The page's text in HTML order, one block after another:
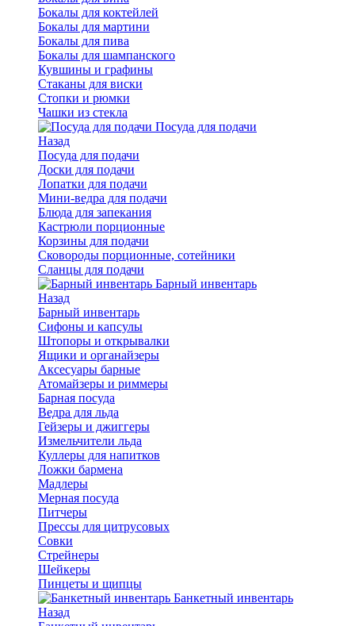
Бокалы для коктейлей
Бокалы для мартини
Бокалы для пива
Бокалы для шампанского
Кувшины и графины
Стаканы для виски
Стопки и рюмки
Чашки из стекла
Посуда для подачи
Назад
Посуда для подачи
Доски для подачи
Лопатки для подачи
Мини-ведра для подачи
Блюда для запекания
Кастрюли порционные
Корзины для подачи
Сковороды порционные, сотейники
Сланцы для подачи
Барный инвентарь
Назад
Барный инвентарь
Сифоны и капсулы
Штопоры и открывалки
Ящики и органайзеры
Аксесуары барные
Атомайзеры и риммеры
Барная посуда
Ведра для льда
Гейзеры и джиггеры
Измельчители льда
Куллеры для напитков
Ложки бармена
Мадлеры
Мерная посуда
Питчеры
Прессы для цитрусовых
Совки
Стрейнеры
Шейкеры
Пинцеты и щипцы
Банкетный инвентарь
Назад